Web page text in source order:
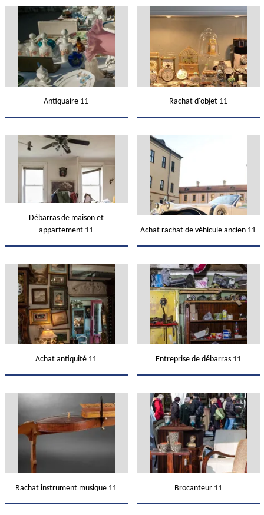
Antiquaire 11 Rachat d'objet 11
Débarras de maison et
appartement 11
Achat rachat de véhicule ancien 11
Achat antiquité 11 Entreprise de débarras 11
Rachat instrument musique 11 Brocanteur 11